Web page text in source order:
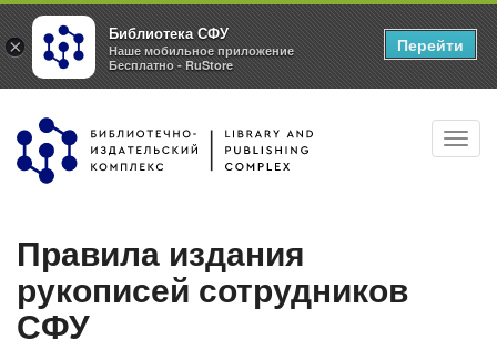
Перейти
основному
Правила издания
рукописей сотрудников
СФУ
×
Библиотека СФУ
Наше мобильное приложение
Бесплатно - RuStore
Перейти